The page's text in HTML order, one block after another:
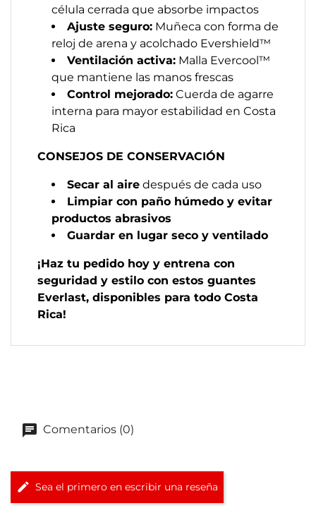
célula cerrada que absorbe impactos
Ajuste seguro: Muñeca con forma de
reloj de arena y acolchado Evershield™
Ventilación activa: Malla Evercool™
que mantiene las manos frescas
Control mejorado: Cuerda de agarre
interna para mayor estabilidad en Costa
Rica
CONSEJOS DE CONSERVACIÓN
Secar al aire después de cada uso
Limpiar con paño húmedo y evitar
productos abrasivos
Guardar en lugar seco y ventilado
¡Haz tu pedido hoy y entrena con
seguridad y estilo con estos guantes
Everlast, disponibles para todo Costa
Rica!
Comentarios (0)
Sea el primero en escribir una reseña